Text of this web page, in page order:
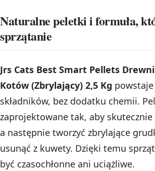
Naturalne peletki i formuła,
sprzątanie
Jrs Cats Best Smart Pellets
Kotów (Zbrylający) 2,5 Kg
składników, bez dodatku chemii.
zaprojektowane tak, aby skutecznie
a następnie tworzyć zbrylające
usunąć z kuwety. Dzięki temu
być czasochłonne ani uciążliwe.